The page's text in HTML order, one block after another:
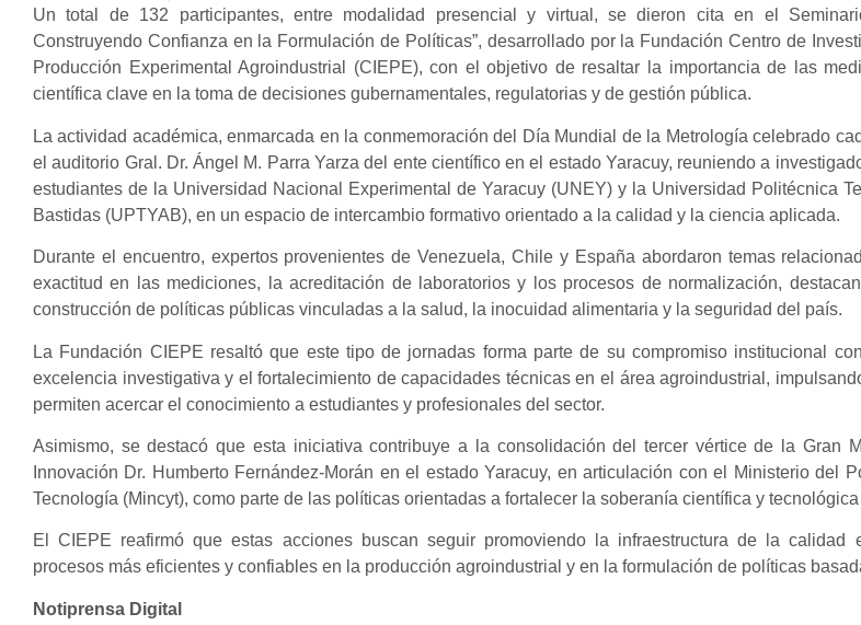
Un total de 132 participantes, entre modalidad presencial y virtual, se dieron cita en el
Construyendo Confianza en la Formulación de Políticas”, desarrollado por la Fundación Centro de
Producción Experimental Agroindustrial (CIEPE), con el objetivo de resaltar la importancia de las
científica clave en la toma de decisiones gubernamentales, regulatorias y de gestión pública.
La actividad académica, enmarcada en la conmemoración del Día Mundial de la Metrología celebrado
el auditorio Gral. Dr. Ángel M. Parra Yarza del ente científico en el estado Yaracuy, reuniendo a
estudiantes de la Universidad Nacional Experimental de Yaracuy (UNEY) y la Universidad Politécnica
Bastidas (UPTYAB), en un espacio de intercambio formativo orientado a la calidad y la ciencia aplicada.
Durante el encuentro, expertos provenientes de Venezuela, Chile y España abordaron temas
exactitud en las mediciones, la acreditación de laboratorios y los procesos de normalización,
construcción de políticas públicas vinculadas a la salud, la inocuidad alimentaria y la seguridad del país.
La Fundación CIEPE resaltó que este tipo de jornadas forma parte de su compromiso institucional
excelencia investigativa y el fortalecimiento de capacidades técnicas en el área agroindustrial,
permiten acercar el conocimiento a estudiantes y profesionales del sector.
Asimismo, se destacó que esta iniciativa contribuye a la consolidación del tercer vértice de la Gran
Innovación Dr. Humberto Fernández-Morán en el estado Yaracuy, en articulación con el Ministerio del
Tecnología (Mincyt), como parte de las políticas orientadas a fortalecer la soberanía científica y
El CIEPE reafirmó que estas acciones buscan seguir promoviendo la infraestructura de la calidad
procesos más eficientes y confiables en la producción agroindustrial y en la formulación de políticas
Notiprensa Digital